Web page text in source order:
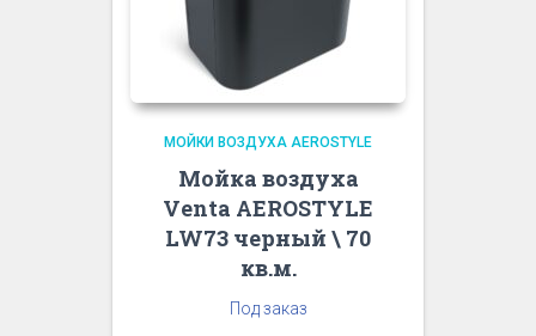
МОЙКИ ВОЗДУХА AEROSTYLE
Мойка воздуха
Venta AEROSTYLE
LW73 черный \ 70
кв.м.
Под заказ